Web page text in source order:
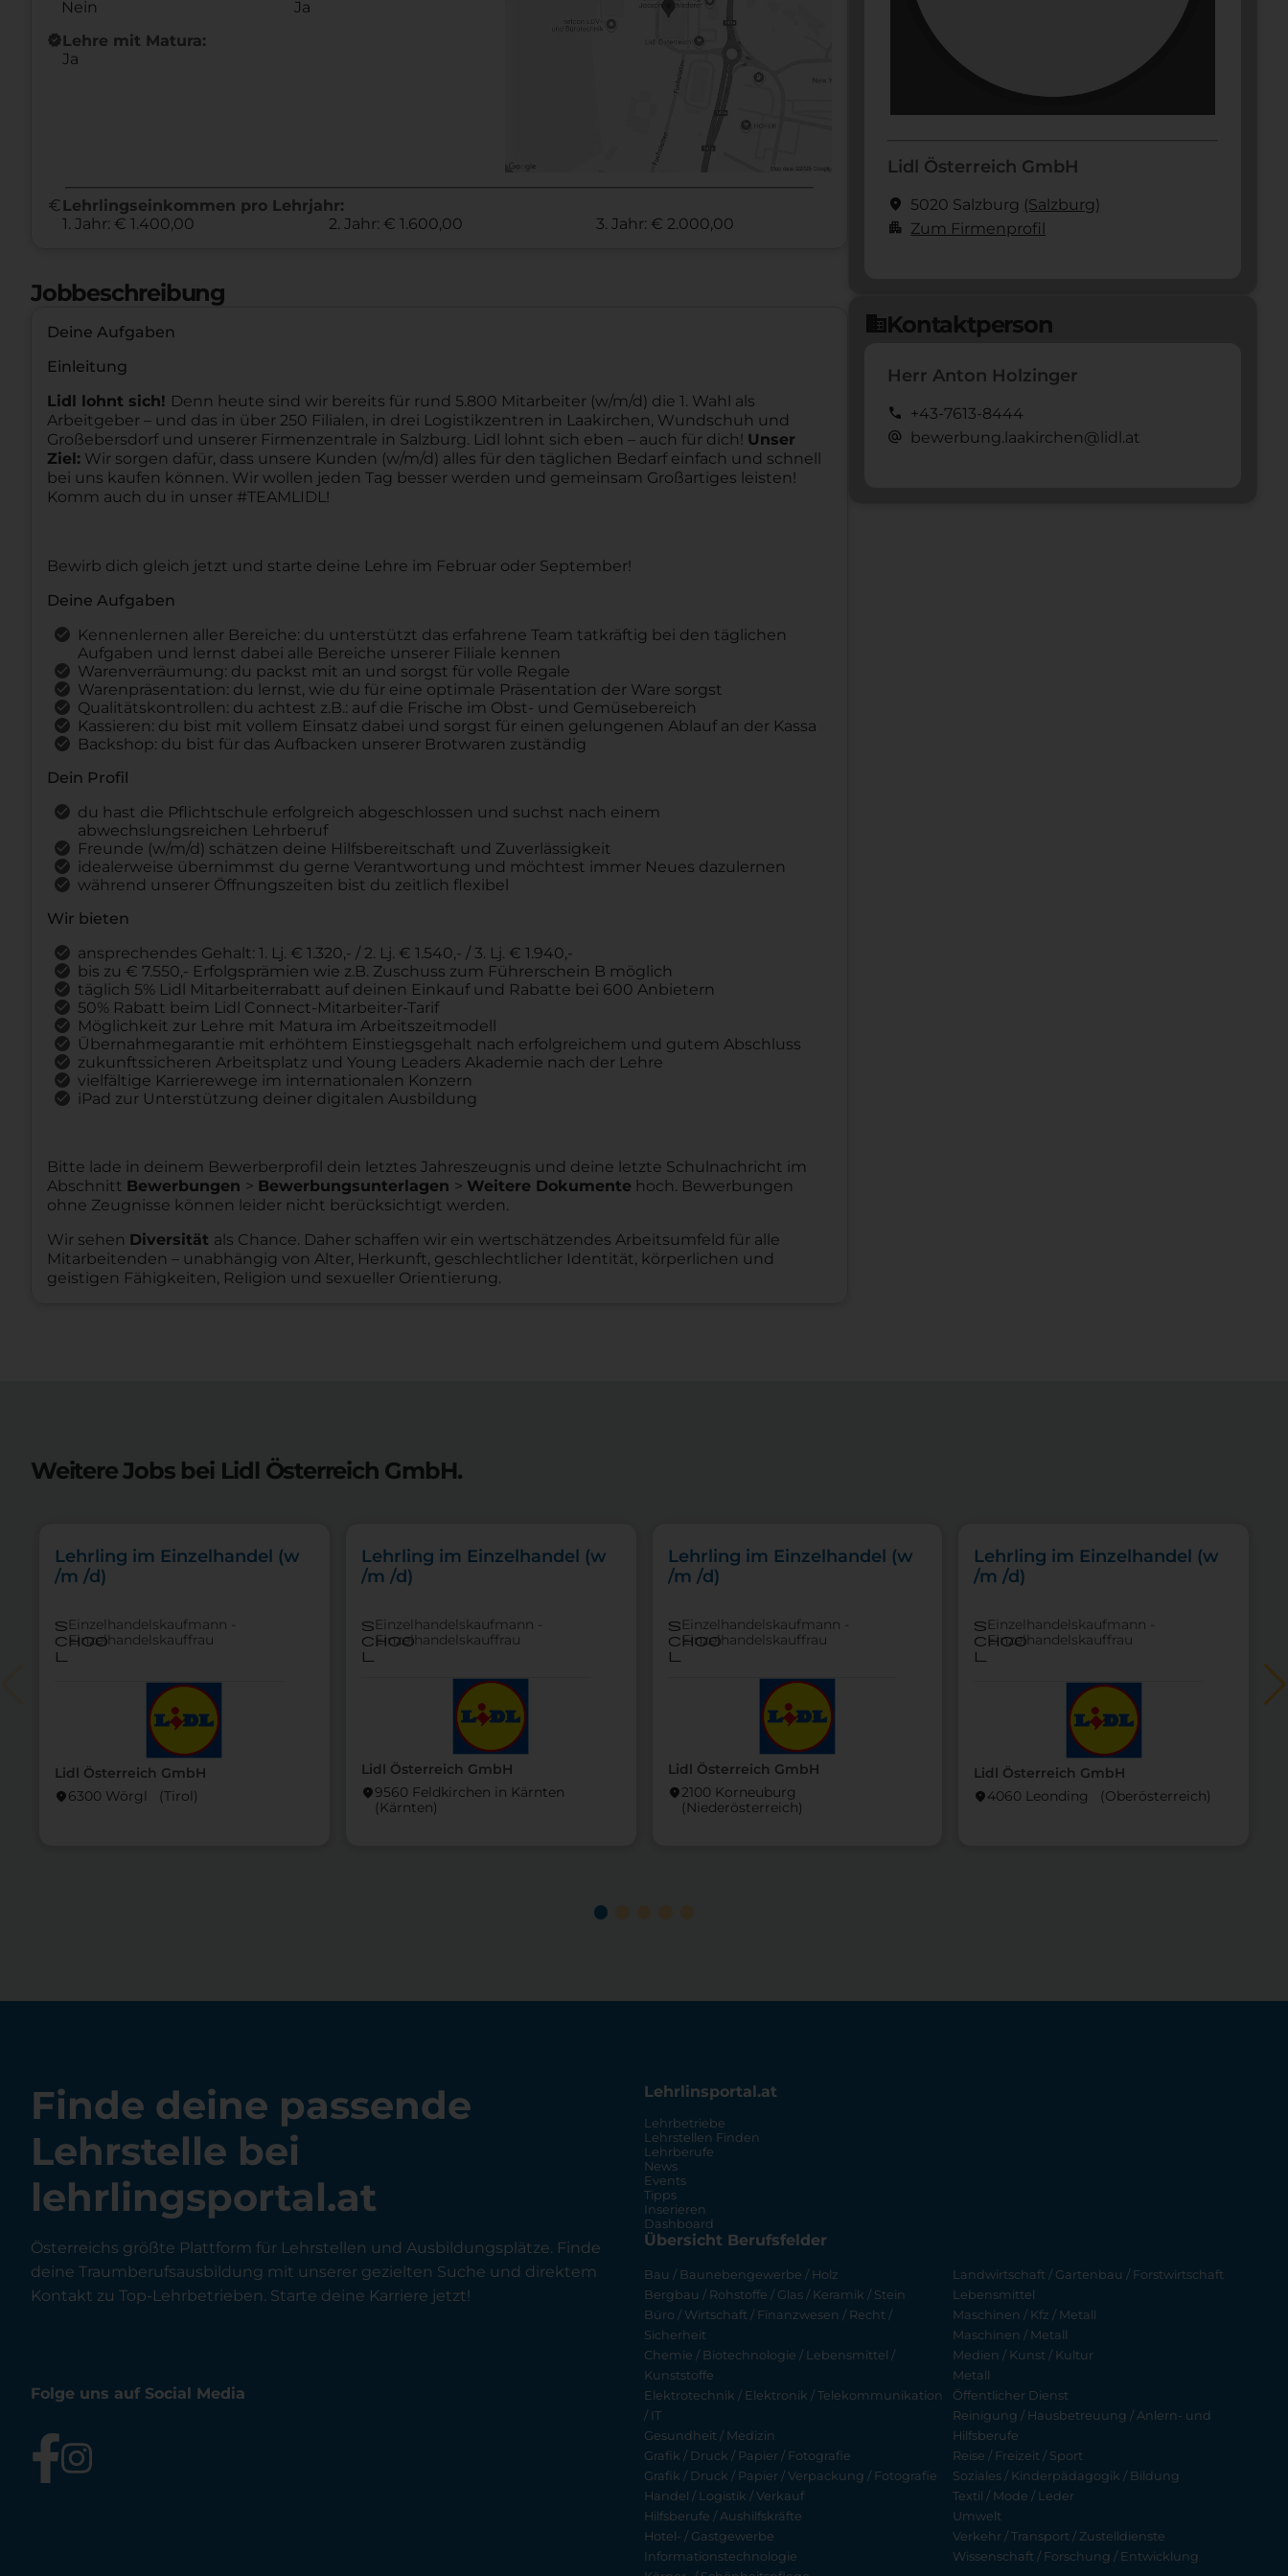
Nein
Ja
new_releasesLehre mit Matura:
Ja
euro Lehrlingseinkommen pro Lehrjahr:
1. Jahr: € 1.400,00
2. Jahr: € 1.600,00 3. Jahr: € 2.000,00
Jobbeschreibung
Deine Aufgaben
Einleitung
Lidl lohnt sich! Denn heute sind wir bereits für rund 5.800 Mitarbeiter (w/m/d) die 1. Wahl als
Arbeitgeber – und das in über 250 Filialen, in drei Logistikzentren in Laakirchen, Wundschuh und
Großebersdorf und unserer Firmenzentrale in Salzburg. Lidl lohnt sich eben – auch für dich! Unser
Ziel: Wir sorgen dafür, dass unsere Kunden (w/m/d) alles für den täglichen Bedarf einfach und schnell
bei uns kaufen können. Wir wollen jeden Tag besser werden und gemeinsam Großartiges leisten!
Komm auch du in unser #TEAMLIDL!
Bewirb dich gleich jetzt und starte deine Lehre im Februar oder September!
Deine Aufgaben
Kennenlernen aller Bereiche: du unterstützt das erfahrene Team tatkräftig bei den täglichen
Aufgaben und lernst dabei alle Bereiche unserer Filiale kennen
Warenverräumung: du packst mit an und sorgst für volle Regale
Warenpräsentation: du lernst, wie du für eine optimale Präsentation der Ware sorgst
Qualitätskontrollen: du achtest z.B.: auf die Frische im Obst- und Gemüsebereich
Kassieren: du bist mit vollem Einsatz dabei und sorgst für einen gelungenen Ablauf an der Kassa
Backshop: du bist für das Aufbacken unserer Brotwaren zuständig
Dein Profil
du hast die Pflichtschule erfolgreich abgeschlossen und suchst nach einem
abwechslungsreichen Lehrberuf
Freunde (w/m/d) schätzen deine Hilfsbereitschaft und Zuverlässigkeit
idealerweise übernimmst du gerne Verantwortung und möchtest immer Neues dazulernen
während unserer Öffnungszeiten bist du zeitlich flexibel
Wir bieten
ansprechendes Gehalt: 1. Lj. € 1.320,- / 2. Lj. € 1.540,- / 3. Lj. € 1.940,-
bis zu € 7.550,- Erfolgsprämien wie z.B. Zuschuss zum Führerschein B möglich
täglich 5% Lidl Mitarbeiterrabatt auf deinen Einkauf und Rabatte bei 600 Anbietern
50% Rabatt beim Lidl Connect-Mitarbeiter-Tarif
Möglichkeit zur Lehre mit Matura im Arbeitszeitmodell
Übernahmegarantie mit erhöhtem Einstiegsgehalt nach erfolgreichem und gutem Abschluss
zukunftssicheren Arbeitsplatz und Young Leaders Akademie nach der Lehre
vielfältige Karrierewege im internationalen Konzern
iPad zur Unterstützung deiner digitalen Ausbildung
Bitte lade in deinem Bewerberprofil dein letztes Jahreszeugnis und deine letzte Schulnachricht im
Abschnitt Bewerbungen > Bewerbungsunterlagen > Weitere Dokumente hoch. Bewerbungen
ohne Zeugnisse können leider nicht berücksichtigt werden.
Wir sehen Diversität als Chance. Daher schaffen wir ein wertschätzendes Arbeitsumfeld für alle
Mitarbeitenden – unabhängig von Alter, Herkunft, geschlechtlicher Identität, körperlichen und
geistigen Fähigkeiten, Religion und sexueller Orientierung.
Lidl Österreich GmbH
location_on 5020 Salzburg (Salzburg)
apartment Zum Firmenprofil
domainKontaktperson
Herr Anton Holzinger
call +43-7613-8444
alternate_email bewerbung.laakirchen@lidl.at
Weitere Jobs bei Lidl Österreich GmbH.
Lidl Österreich GmbH
location_on6300 Wörgl (Tirol)
Lehrling im Einzelhandel (w
/m /d)
s
choo
l
Einzelhandelskaufmann -
Einzelhandelskauffrau
Lidl Österreich GmbH
location_on9560 Feldkirchen in Kärnten
(Kärnten)
Lehrling im Einzelhandel (w
/m /d)
s
choo
l
Einzelhandelskaufmann -
Einzelhandelskauffrau
Lidl Österreich GmbH
location_on2100 Korneuburg
(Nieder­österreich)
Lehrling im Einzelhandel (w
/m /d)
s
choo
l
Einzelhandelskaufmann -
Einzelhandelskauffrau
Lidl Österreich GmbH
location_on4060 Leonding (Ober­österreich)
Lehrling im Einzelhandel (w
/m /d)
s
choo
l
Einzelhandelskaufmann -
Einzelhandelskauffrau
Finde deine passende
Lehrstelle bei
lehrlingsportal.at
Österreichs größte Plattform für Lehrstellen und Ausbildungsplätze. Finde
deine Traumberufsausbildung mit unserer gezielten Suche und direktem
Kontakt zu Top-Lehrbetrieben. Starte deine Karriere jetzt!
Folge uns auf Social Media
Lehrlinsportal.at
Lehrbetriebe
Lehrstellen Finden
Lehrberufe
News
Events
Tipps
Inserieren
Dashboard
Übersicht Berufsfelder
Bau / Baunebengewerbe / Holz
Bergbau / Rohstoffe / Glas / Keramik / Stein
Büro / Wirtschaft / Finanzwesen / Recht /
Sicherheit
Chemie / Biotechnologie / Lebensmittel /
Kunststoffe
Elektrotechnik / Elektronik / Telekommunikation
/ IT
Gesundheit / Medizin
Grafik / Druck / Papier / Fotografie
Grafik / Druck / Papier / Verpackung / Fotografie
Handel / Logistik / Verkauf
Hilfsberufe / Aushilfskräfte
Hotel- / Gastgewerbe
Informationstechnologie
Landwirtschaft / Gartenbau / Forstwirtschaft
Lebensmittel
Maschinen / Kfz / Metall
Maschinen / Metall
Medien / Kunst / Kultur
Metall
Öffentlicher Dienst
Reinigung / Hausbetreuung / Anlern- und
Hilfsberufe
Reise / Freizeit / Sport
Soziales / Kinderpädagogik / Bildung
Textil / Mode / Leder
Umwelt
Verkehr / Transport / Zustelldienste
Wissenschaft / Forschung / Entwicklung